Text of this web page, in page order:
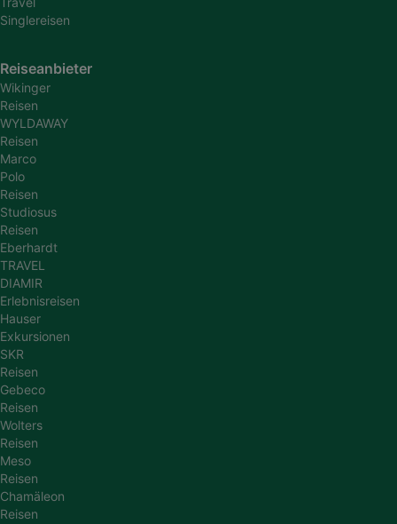
Singlereisen
Reiseanbieter
Wikinger
Reisen
WYLDAWAY
Reisen
Marco
Polo
Reisen
Studiosus
Reisen
Eberhardt
TRAVEL
DIAMIR
Erlebnisreisen
Hauser
Exkursionen
SKR
Reisen
Gebeco
Reisen
Wolters
Reisen
Meso
Reisen
Chamäleon
Reisen